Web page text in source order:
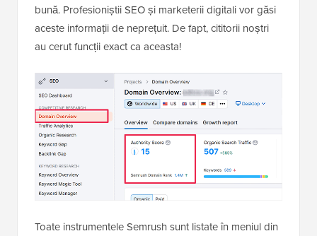
bună. Profesioniștii SEO și marketerii digitali vor găsi
aceste informații de neprețuit. De fapt, cititorii noștri
au cerut funcții exact ca aceasta!
Toate instrumentele Semrush sunt listate în meniul din